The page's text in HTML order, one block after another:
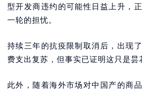
型开发商违约的可能性日益上升，
一轮的担忧。
持续三年的抗疫限制取消后，出现
费支出复苏，但事实已证明这只是昙
此外，随着海外市场对中国产的商